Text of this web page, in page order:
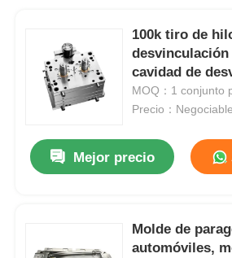
100k tiro de
desvinculación
cavidad de
moldes de
plástico
MOQ：1 conjunto
Precio：Negociable
Mejor precio
Molde de
automóviles,